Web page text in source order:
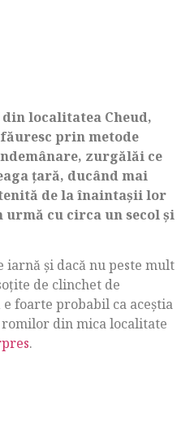
localitatea Cheud,
prin metode
zurgălăi ce
țară, ducând mai
de la înaintașii lor
cu circa un secol și
iarnă și dacă nu peste mult
de clinchet de
foarte probabil ca aceștia
din mica localitate
.